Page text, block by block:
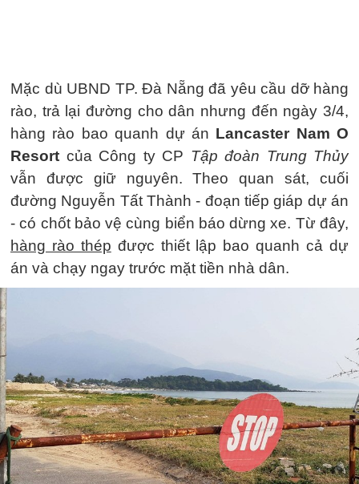
Mặc dù UBND TP. Đà Nẵng đã yêu cầu dỡ hàng
rào, trả lại đường cho dân nhưng đến ngày 3/4,
hàng rào bao quanh dự án Lancaster Nam O
Resort của Công ty CP Tập đoàn Trung Thủy
vẫn được giữ nguyên. Theo quan sát, cuối
đường Nguyễn Tất Thành - đoạn tiếp giáp dự án
- có chốt bảo vệ cùng biển báo dừng xe. Từ đây,
hàng rào thép được thiết lập bao quanh cả dự
án và chạy ngay trước mặt tiền nhà dân.